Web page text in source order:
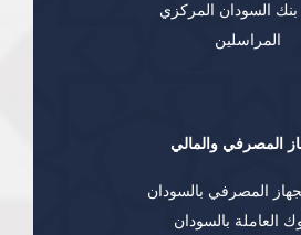
بنك السودان المركزي
المراسلين
المصرفي والمالي
المصرفي بالسودان
العاملة بالسودان